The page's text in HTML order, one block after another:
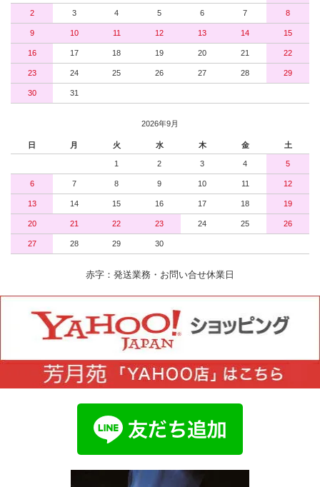
2 3 4 5 6 7 8
9 10 11 12 13 14 15
16 17 18 19 20 21 22
23 24 25 26 27 28 29
30 31
2026年9月
日 月 火 水 木 金 土
1 2 3 4 5
6 7 8 9 10 11 12
13 14 15 16 17 18 19
20 21 22 23 24 25 26
27 28 29 30
赤字：発送業務・お問い合せ休業日